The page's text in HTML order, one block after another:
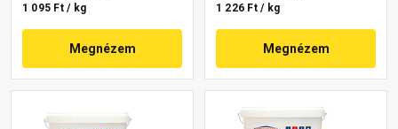
1 095 Ft / kg
Megnézem
1 226 Ft / kg
Megnézem